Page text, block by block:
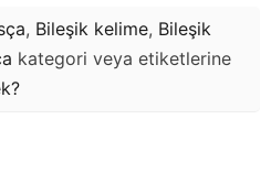
, Bileşik kelime, Bileşik
kategori veya etiketlerine